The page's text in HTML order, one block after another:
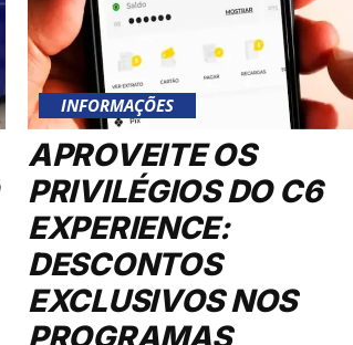
INFORMAÇÕES
APROVEITE OS
PRIVILÉGIOS DO C6
EXPERIENCE:
DESCONTOS
EXCLUSIVOS NOS
PROGRAMAS